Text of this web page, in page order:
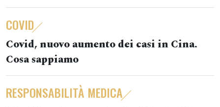
COVID
Covid, nuovo aumento dei casi in Cina.
Cosa sappiamo
RESPONSABILITÀ MEDICA